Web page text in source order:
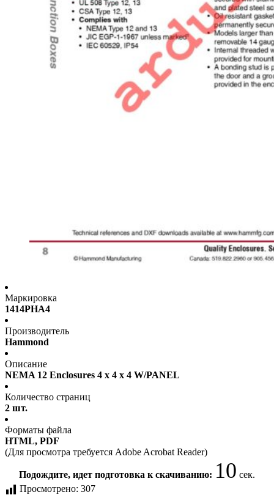
Маркировка
1414PHA4
Производитель
Hammond
Описание
NEMA 12 Enclosures 4 x 4 x 4 W/PANEL
Количество страниц
2 шт.
Форматы файла
HTML, PDF
(Для просмотра требуется Adobe Acrobat Reader)
Подождите, идет подготовка к скачиванию:9сек.
Просмотрено: 307